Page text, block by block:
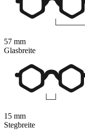
57 mm
Glasbreite
15 mm
Stegbreite